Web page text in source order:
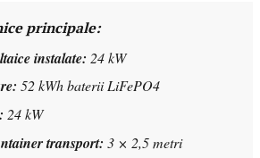
principale:
instalate: 24 kW
52 kWh baterii LiFePO4
24 kW
transport: 3 × 2,5 metri